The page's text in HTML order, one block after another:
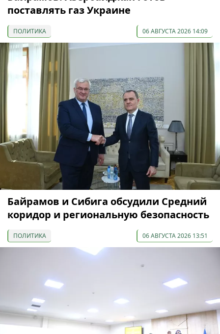
поставлять газ Украине
ПОЛИТИКА 06 АВГУСТА 2026 14:09
Байрамов и Сибига обсудили Средний
коридор и региональную безопасность
ПОЛИТИКА 06 АВГУСТА 2026 13:51